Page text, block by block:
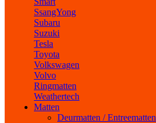
SsangYong
Subaru
Suzuki
Tesla
Toyota
Volkswagen
Volvo
Ringmatten
Weathertech
Matten
Deurmatten / Entreematten